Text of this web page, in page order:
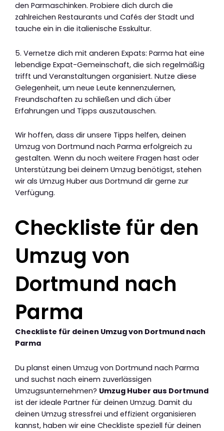
den Parmaschinken. Probiere dich durch die
zahlreichen Restaurants und Cafés der Stadt und
tauche ein in die italienische Esskultur.
5. Vernetze dich mit anderen Expats: Parma hat eine
lebendige Expat-Gemeinschaft, die sich regelmäßig
trifft und Veranstaltungen organisiert. Nutze diese
Gelegenheit, um neue Leute kennenzulernen,
Freundschaften zu schließen und dich über
Erfahrungen und Tipps auszutauschen.
Wir hoffen, dass dir unsere Tipps helfen, deinen
Umzug von Dortmund nach Parma erfolgreich zu
gestalten. Wenn du noch weitere Fragen hast oder
Unterstützung bei deinem Umzug benötigst, stehen
wir als Umzug Huber aus Dortmund dir gerne zur
Verfügung.
Checkliste für den
Umzug von
Dortmund nach
Parma
Checkliste für deinen Umzug von Dortmund nach
Parma
Du planst einen Umzug von Dortmund nach Parma
und suchst nach einem zuverlässigen
Umzugsunternehmen? Umzug Huber aus Dortmund
ist der ideale Partner für deinen Umzug. Damit du
deinen Umzug stressfrei und effizient organisieren
kannst, haben wir eine Checkliste speziell für deinen